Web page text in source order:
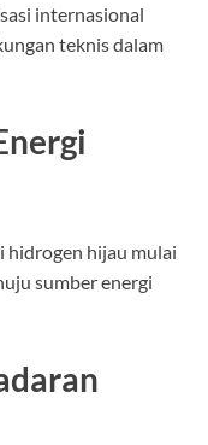
internasional
teknis dalam
hidrogen hijau mulai
sumber energi